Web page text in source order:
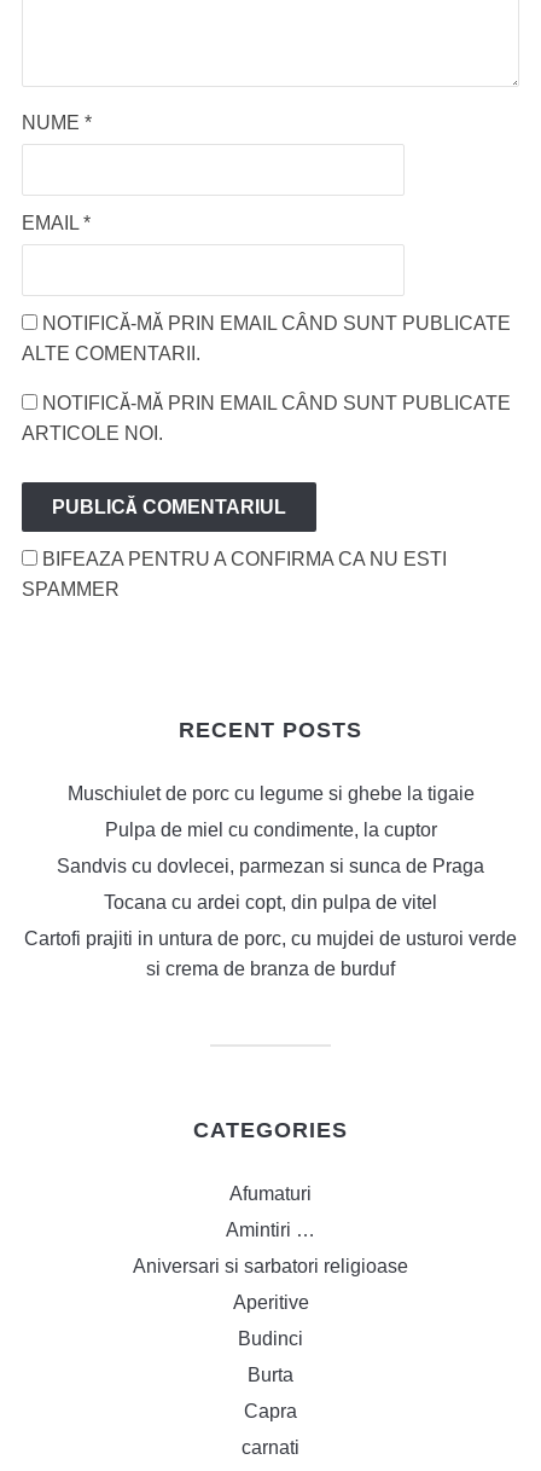
NUME *
EMAIL *
NOTIFICĂ-MĂ PRIN EMAIL CÂND SUNT PUBLICATE
ALTE COMENTARII.
NOTIFICĂ-MĂ PRIN EMAIL CÂND SUNT PUBLICATE
ARTICOLE NOI.
BIFEAZA PENTRU A CONFIRMA CA NU ESTI
SPAMMER
RECENT POSTS
Muschiulet de porc cu legume si ghebe la tigaie
Pulpa de miel cu condimente, la cuptor
Sandvis cu dovlecei, parmezan si sunca de Praga
Tocana cu ardei copt, din pulpa de vitel
Cartofi prajiti in untura de porc, cu mujdei de usturoi verde
si crema de branza de burduf
CATEGORIES
Afumaturi
Amintiri …
Aniversari si sarbatori religioase
Aperitive
Budinci
Burta
Capra
carnati